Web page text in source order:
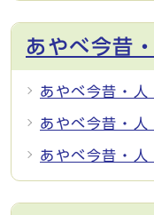
あやべ今昔
あやべ今昔・人
あやべ今昔・人
あやべ今昔・人